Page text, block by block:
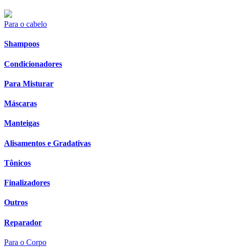
Para o cabelo
Shampoos
Condicionadores
Para Misturar
Máscaras
Manteigas
Alisamentos e Gradativas
Tônicos
Finalizadores
Outros
Reparador
Para o Corpo